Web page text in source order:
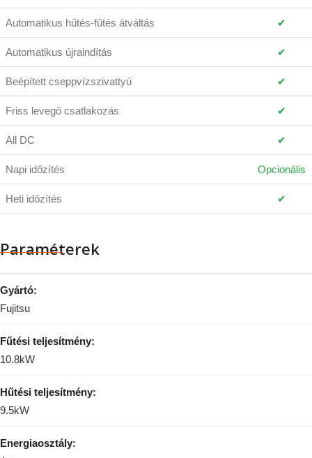
Automatikus hűtés-fűtés átváltás ✔
Automatikus újraindítás ✔
Beépített cseppvízszivattyú ✔
Friss levegő csatlakozás ✔
All DC ✔
Napi időzítés Opcionális
Heti időzítés ✔
Paraméterek
Gyártó:
Fujitsu
Fűtési teljesítmény:
10.8kW
Hűtési teljesítmény:
9.5kW
Energiaosztály: